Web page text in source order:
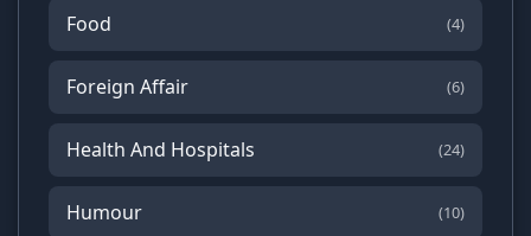
Food (4)
Foreign Affair (6)
Health And Hospitals (24)
Humour (10)